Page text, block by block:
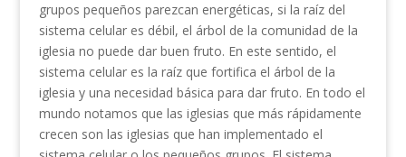
grupos pequeños parezcan energéticas, si la raíz del
sistema celular es débil, el árbol de la comunidad de la
iglesia no puede dar buen fruto. En este sentido, el
sistema celular es la raíz que fortifica el árbol de la
iglesia y una necesidad básica para dar fruto. En todo el
mundo notamos que las iglesias que más rápidamente
crecen son las iglesias que han implementado el